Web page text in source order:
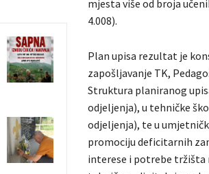
mjesta više od broja
4.008).
Plan upisa rezultat je
zapošljavanje TK,
Struktura planiranog
odjeljenja), u tehničke
odjeljenja), te u
promociju deficitarnih
interese i potrebe tržišta